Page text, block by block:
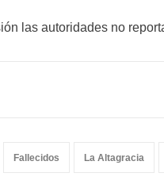
las autoridades no
Fallecidos La Altagracia